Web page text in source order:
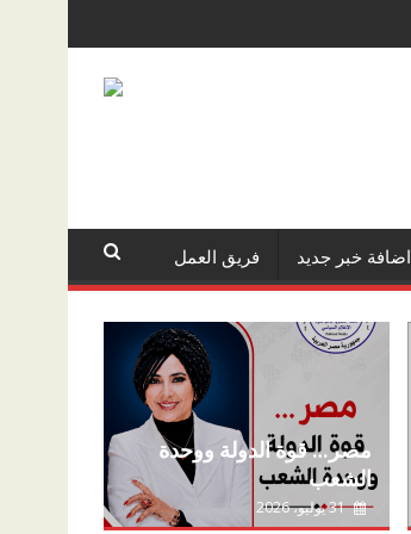
اضافة خبر جديد فريق العمل
مصر… قوة الدولة ووحدة
الشعب
31 يوليو، 2026